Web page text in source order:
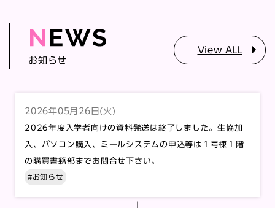
お知らせ
View ALL
2026年05月26日(火)
2026年度入学者向けの資料発送は終了しました。生協加
入、パソコン購入、ミールシステムの申込等は１号棟１階
の購買書籍部までお問合せ下さい。
#お知らせ